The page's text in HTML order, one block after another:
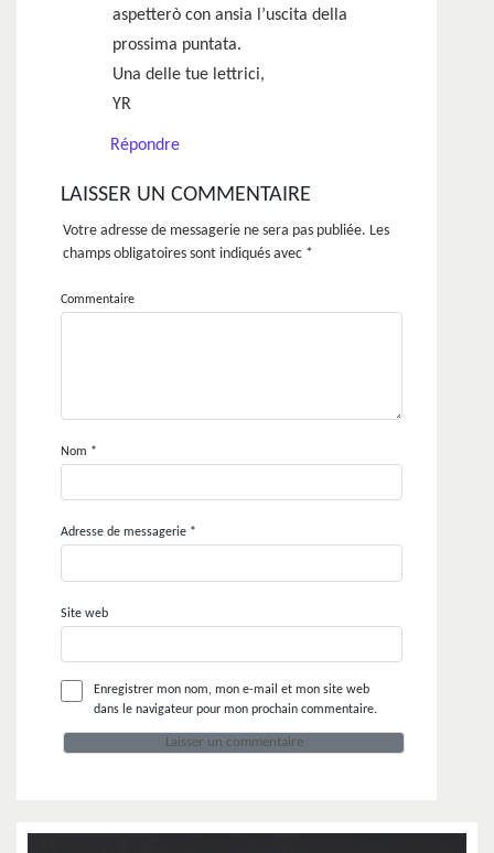
aspetterò con ansia l’uscita della
prossima puntata.
Una delle tue lettrici,
YR
Répondre
LAISSER UN COMMENTAIRE
Votre adresse de messagerie ne sera pas publiée. Les
champs obligatoires sont indiqués avec *
Commentaire
Nom *
Adresse de messagerie *
Site web
Enregistrer mon nom, mon e-mail et mon site web
dans le navigateur pour mon prochain commentaire.